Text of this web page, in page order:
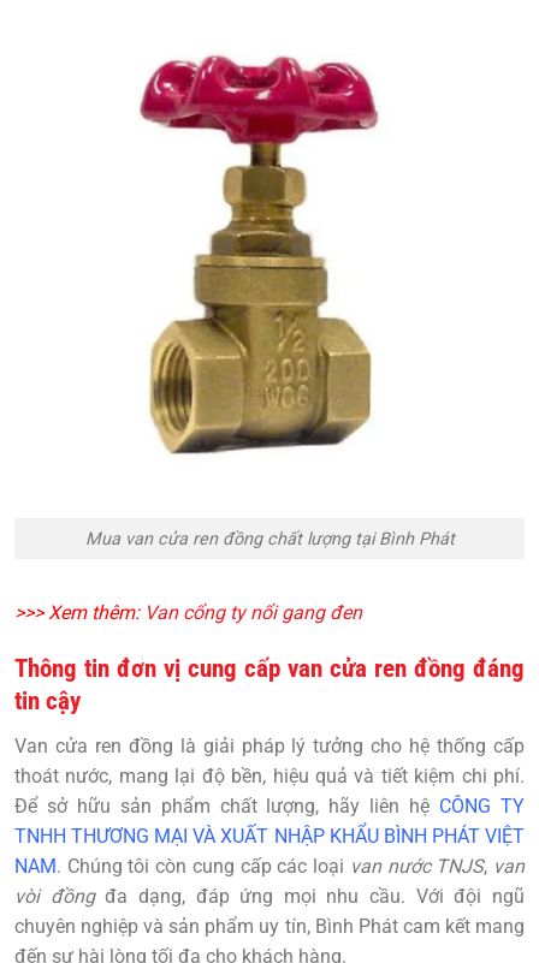
Mua van cửa ren đồng chất lượng tại Bình Phát
>>> Xem thêm: Van cổng ty nổi gang đen
Thông tin đơn vị cung cấp van cửa ren đồng đáng
tin cậy
Van cửa ren đồng là giải pháp lý tưởng cho hệ thống cấp
thoát nước, mang lại độ bền, hiệu quả và tiết kiệm chi phí.
Để sở hữu sản phẩm chất lượng, hãy liên hệ CÔNG TY
TNHH THƯƠNG MẠI VÀ XUẤT NHẬP KHẨU BÌNH PHÁT VIỆT
NAM. Chúng tôi còn cung cấp các loại van nước TNJS, van
vòi đồngđa dạng, đáp ứng mọi nhu cầu. Với đội ngũ
chuyên nghiệp và sản phẩm uy tín, Bình Phát cam kết mang
đến sự hài lòng tối đa cho khách hàng.